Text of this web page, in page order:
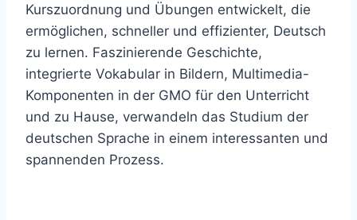
Kurszuordnung und Übungen entwickelt, die
ermöglichen, schneller und effizienter, Deutsch
zu lernen. Faszinierende Geschichte,
integrierte Vokabular in Bildern, Multimedia-
Komponenten in der GMO für den Unterricht
und zu Hause, verwandeln das Studium der
deutschen Sprache in einem interessanten und
spannenden Prozess.